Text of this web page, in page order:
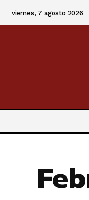
viernes, 7 agosto 2026